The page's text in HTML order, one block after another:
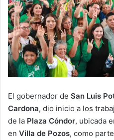
El gobernador de San Luis
Cardona, dio inicio a los
de la Plaza Cóndor, ubicada
en Villa de Pozos, como